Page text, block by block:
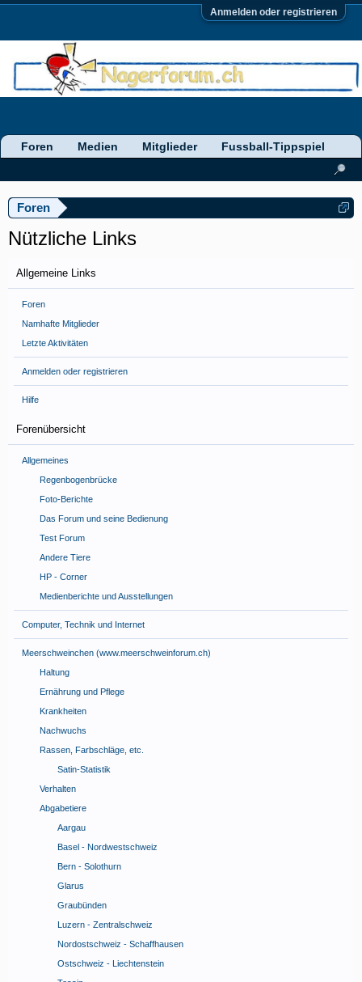
Anmelden oder registrieren
Foren
Nützliche Links
Allgemeine Links
Foren
Namhafte Mitglieder
Letzte Aktivitäten
Anmelden oder registrieren
Hilfe
Forenübersicht
Allgemeines
Regenbogenbrücke
Foto-Berichte
Das Forum und seine Bedienung
Test Forum
Andere Tiere
HP - Corner
Medienberichte und Ausstellungen
Computer, Technik und Internet
Meerschweinchen (www.meerschweinforum.ch)
Haltung
Ernährung und Pflege
Krankheiten
Nachwuchs
Rassen, Farbschläge, etc.
Satin-Statistik
Verhalten
Abgabetiere
Aargau
Basel - Nordwestschweiz
Bern - Solothurn
Glarus
Graubünden
Luzern - Zentralschweiz
Nordostschweiz - Schaffhausen
Ostschweiz - Liechtenstein
Foren Medien Mitglieder Fussball-Tippspiel